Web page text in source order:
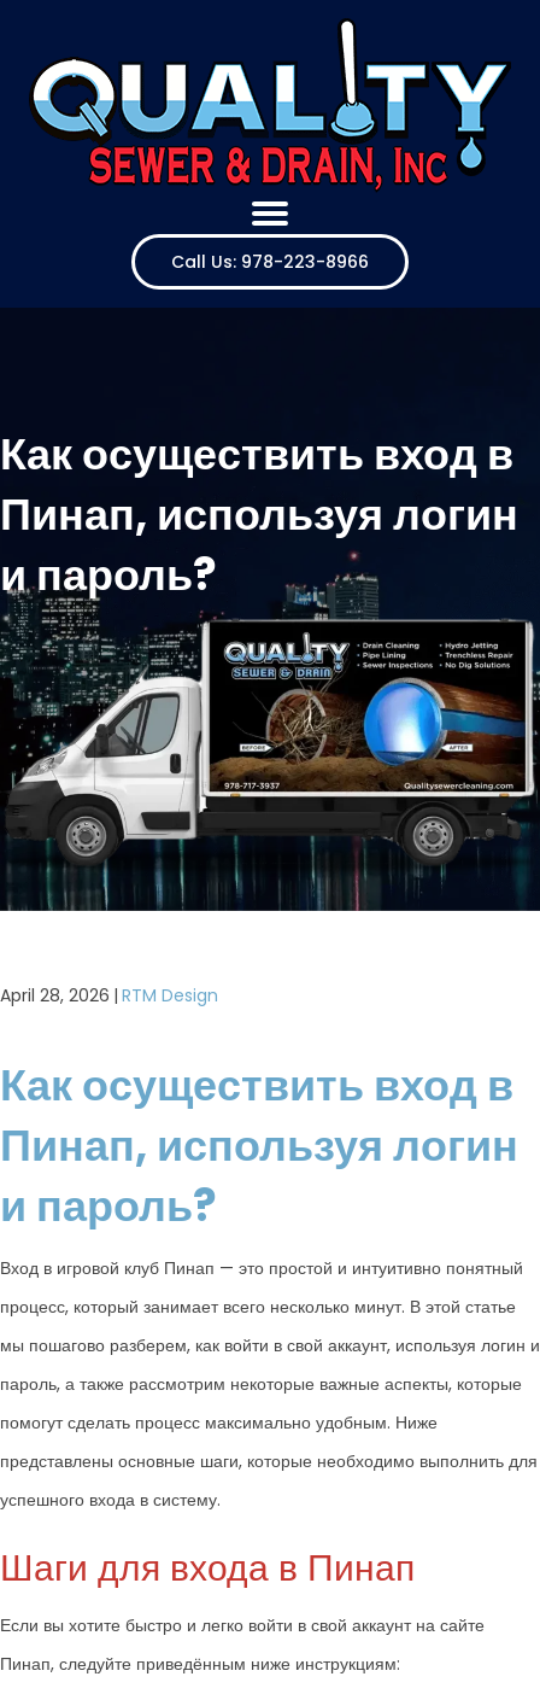
Call Us: 978-223-8966
Как осуществить вход в
Пинап, используя логин
и пароль?
April 28, 2026 | RTM Design
Как осуществить вход в
Пинап, используя логин
и пароль?
Вход в игровой клуб Пинап — это простой и интуитивно понятный
процесс, который занимает всего несколько минут. В этой статье
мы пошагово разберем, как войти в свой аккаунт, используя логин и
пароль, а также рассмотрим некоторые важные аспекты, которые
помогут сделать процесс максимально удобным. Ниже
представлены основные шаги, которые необходимо выполнить для
успешного входа в систему.
Шаги для входа в Пинап
Если вы хотите быстро и легко войти в свой аккаунт на сайте
Пинап, следуйте приведённым ниже инструкциям: